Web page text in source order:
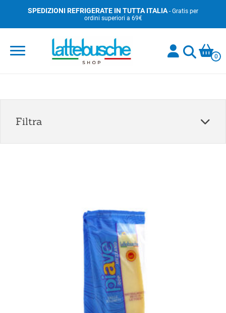
SPEDIZIONI REFRIGERATE IN TUTTA ITALIA- Gratis per
ordini superiori a 69€
0
Filtra